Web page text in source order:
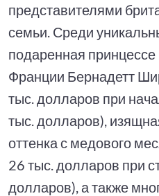
представителями
семьи. Среди
подаренная
Франции Бернадетт
тыс. долларов при
тыс. долларов),
оттенка с медового
26 тыс. долларов при
долларов), а также